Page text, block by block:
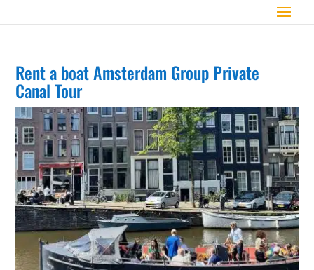
Rent a boat Amsterdam Group Private
Canal Tour